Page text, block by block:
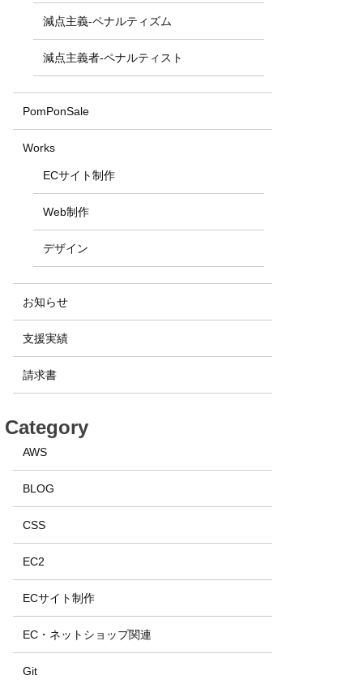
減点主義-ペナルティズム
減点主義者-ペナルティスト
PomPonSale
Works
ECサイト制作
Web制作
デザイン
お知らせ
支援実績
請求書
Category
AWS
BLOG
CSS
EC2
ECサイト制作
EC・ネットショップ関連
Git